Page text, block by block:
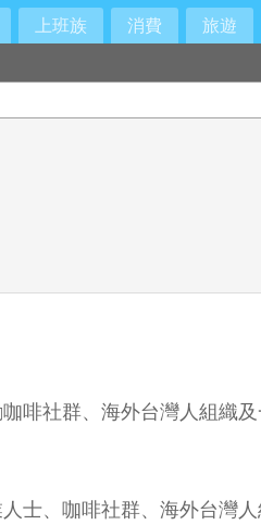
上班族 消費 旅遊
啡社群、海外台灣人組織
士、咖啡社群、海外台灣